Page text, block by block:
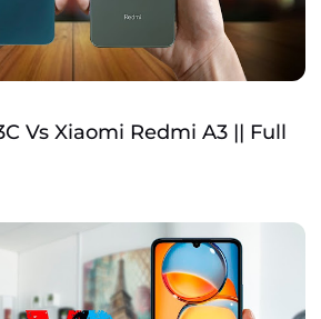
Vs Xiaomi Redmi A3 || Full